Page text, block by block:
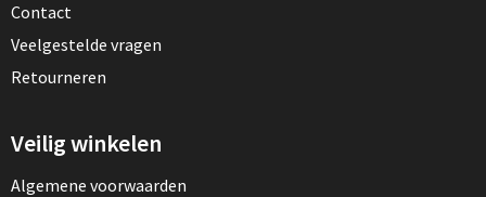
Contact
Veelgestelde vragen
Retourneren
Veilig winkelen
Algemene voorwaarden